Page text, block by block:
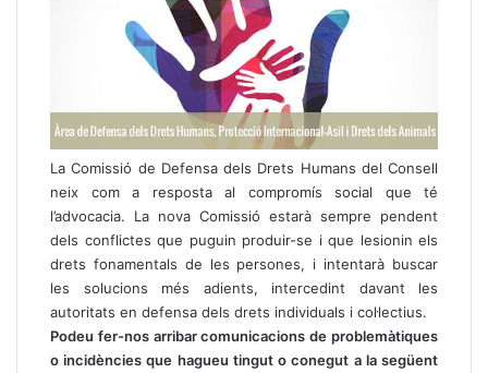
La Comissió de Defensa dels Drets Humans del Consell
neix com a resposta al compromís social que té
l’advocacia. La nova Comissió estarà sempre pendent
dels conflictes que puguin produir-se i que lesionin els
drets fonamentals de les persones, i intentarà buscar
les solucions més adients, intercedint davant les
autoritats en defensa dels drets individuals i col·lectius.
Podeu fer-nos arribar comunicacions de problemàtiques
o incidències que hagueu tingut o conegut a la següent